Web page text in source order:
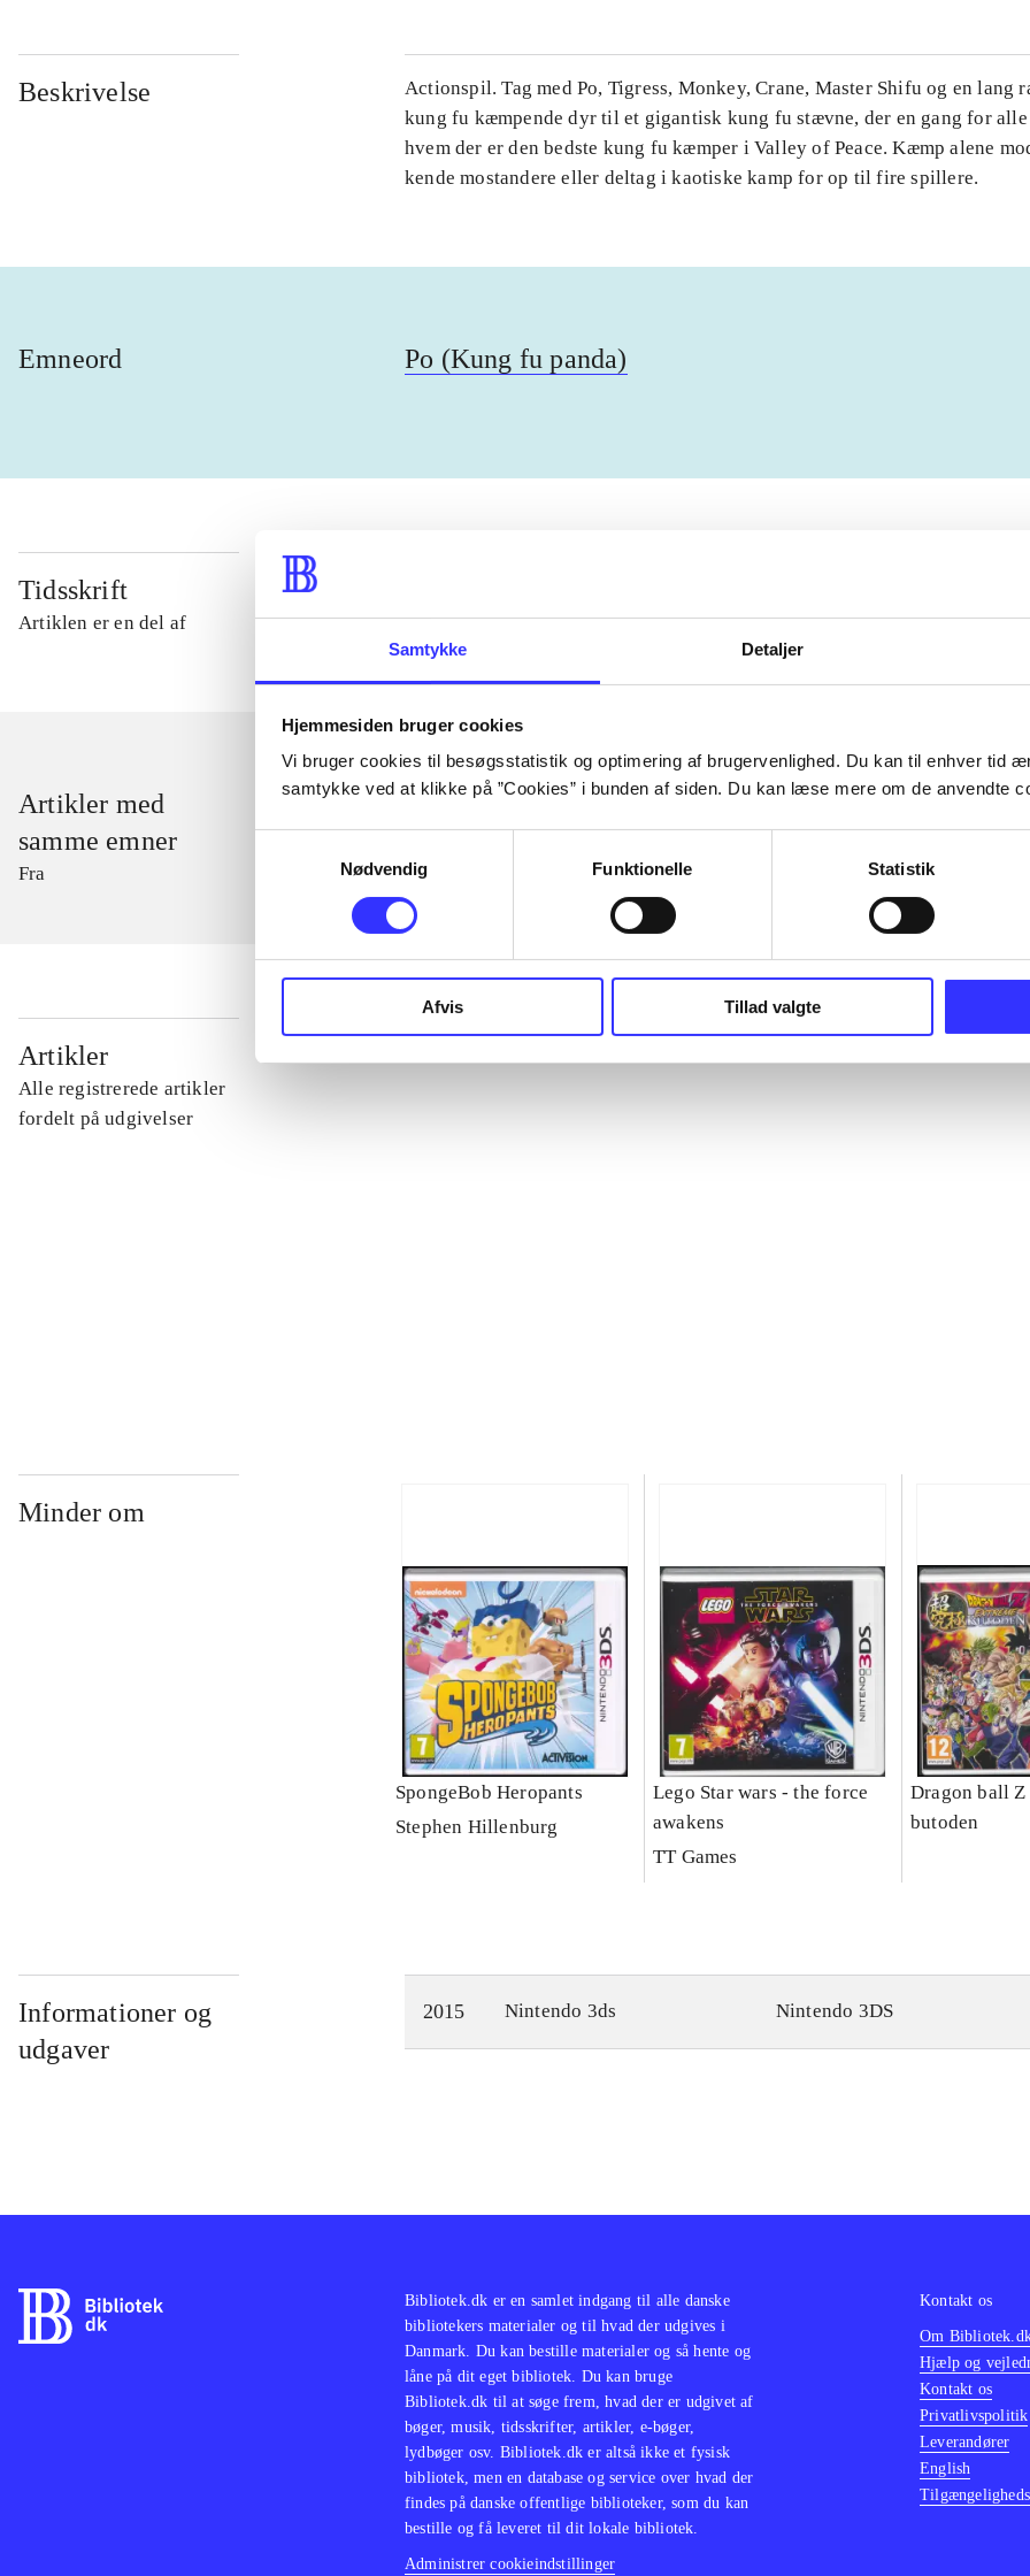
Samtykke Detaljer
Hjemmesiden bruger cookies
Vi bruger cookies til besøgsstatistik og optimering af brugervenlighed. Du kan til enhver tid
samtykke ved at klikke på ”Cookies” i bunden af siden. Du kan læse mere om de anvendte
Nødvendig
Funktionelle Statistik
Afvis Tillad valgte
Beskrivelse
Actionspil. Tag med Po, Tigress, Monkey, Crane, Master Shifu og en lang
kung fu kæmpende dyr til et gigantisk kung fu stævne, der en gang for
hvem der er den bedste kung fu kæmper i Valley of Peace. Kæmp alene
kende mostandere eller deltag i kaotiske kamp for op til fire spillere.
Emneord Po (Kung fu panda)
Tidsskrift
Artiklen er en del af
Artikler med
samme emner
Fra
Artikler
Alle registrerede artikler
fordelt på udgivelser
...
Minder om
SpongeBob Heropants
Stephen Hillenburg
Lego Star wars - the force
awakens
TT Games
Dragon ball Z
butoden
Informationer og
udgaver
2015 Nintendo 3ds Nintendo 3DS
Bibliotek.dk er en samlet indgang til alle danske
bibliotekers materialer og til hvad der udgives i
Danmark. Du kan bestille materialer og så hente og
låne på dit eget bibliotek. Du kan bruge
Bibliotek.dk til at søge frem, hvad der er udgivet af
bøger, musik, tidsskrifter, artikler, e-bøger,
lydbøger osv. Bibliotek.dk er altså ikke et fysisk
bibliotek, men en database og service over hvad der
findes på danske offentlige biblioteker, som du kan
bestille og få leveret til dit lokale bibliotek.
Administrer cookieindstillinger
Kontakt os
Om
Hjælp og
Kontakt os
Privatlivspolitik
Leverandører
English